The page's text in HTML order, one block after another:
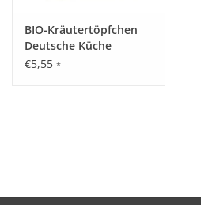
BIO-Kräutertöpfchen
Deutsche Küche
€5,55 *